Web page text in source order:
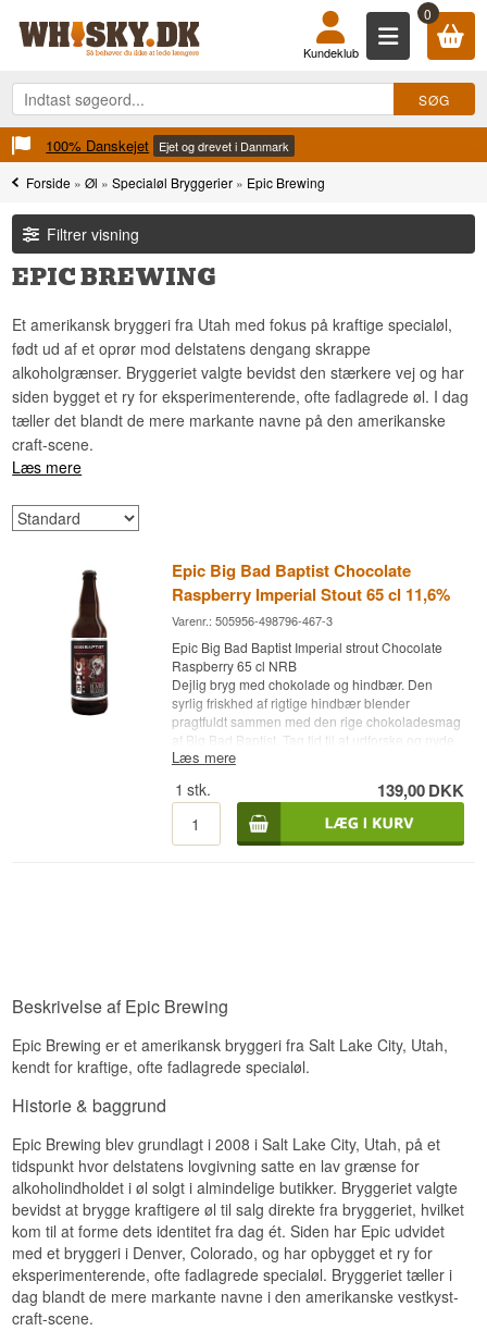
0
Kundeklub
100% Danskejet Ejet og drevet i Danmark
Forside »Øl »Specialøl Bryggerier » Epic Brewing
Filtrer visning
EPIC BREWING
Et amerikansk bryggeri fra Utah med fokus på kraftige specialøl,
født ud af et oprør mod delstatens dengang skrappe
alkoholgrænser. Bryggeriet valgte bevidst den stærkere vej og har
siden bygget et ry for eksperimenterende, ofte fadlagrede øl. I dag
tæller det blandt de mere markante navne på den amerikanske
craft-scene.
Læs mere
Epic Big Bad Baptist Chocolate
Raspberry Imperial Stout 65 cl 11,6%
Varenr.: 505956-498796-467-3
Epic Big Bad Baptist Imperial strout Chocolate
Raspberry 65 cl NRB
Dejlig bryg med chokolade og hindbær. Den
syrlig friskhed af rigtige hindbær blender
pragtfuldt sammen med den rige chokoladesmag
af Big Bad Baptist. Tag tid til at udforske og nyde
dette luksuriøse bryg.
Bryggeri: Epic Brewing
Navn: Big Bad Baptist Chocolate Raspberry
Type: Imperial strout
Alc. styrke: 11,6%
Læs mere
1 stk. 139,00DKK
Beskrivelse af Epic Brewing
Epic Brewing er et amerikansk bryggeri fra Salt Lake City, Utah,
kendt for kraftige, ofte fadlagrede specialøl.
Historie & baggrund
Epic Brewing blev grundlagt i 2008 i Salt Lake City, Utah, på et
tidspunkt hvor delstatens lovgivning satte en lav grænse for
alkoholindholdet i øl solgt i almindelige butikker. Bryggeriet valgte
bevidst at brygge kraftigere øl til salg direkte fra bryggeriet, hvilket
kom til at forme dets identitet fra dag ét. Siden har Epic udvidet
med et bryggeri i Denver, Colorado, og har opbygget et ry for
eksperimenterende, ofte fadlagrede specialøl. Bryggeriet tæller i
dag blandt de mere markante navne i den amerikanske vestkyst-
craft-scene.